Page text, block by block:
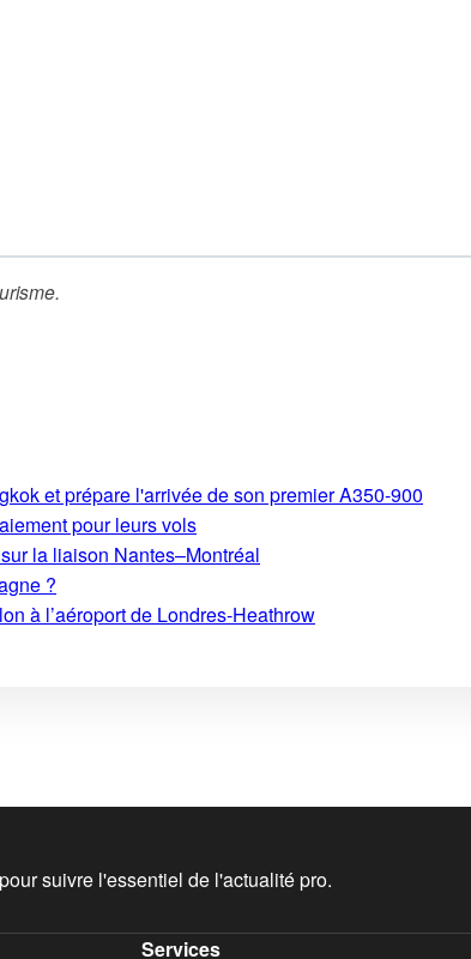
.
et prépare l'arrivée de son premier A350-900
pour leurs vols
la liaison Nantes–Montréal
?
à l’aéroport de Londres-Heathrow
suivre l'essentiel de l'actualité pro.
Services